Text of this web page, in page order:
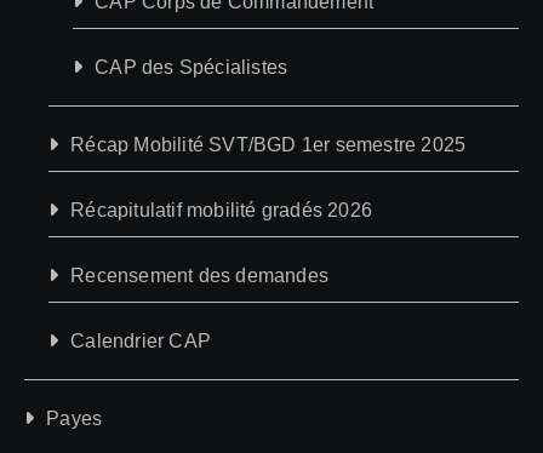
CAP des Spécialistes
Récap Mobilité SVT/BGD 1er semestre 2025
Récapitulatif mobilité gradés 2026
Recensement des demandes
Calendrier CAP
Payes